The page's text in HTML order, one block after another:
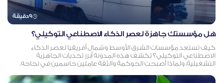
9دقيقة
هل مؤسستك جاهزة لعصر الذكاء الاصطناعي التوكيلي؟
كيف تستعد مؤسسات الشرق الأوسط وشمال أفريقيا لعصر الذكاء
الاصطناعي التوكيلي؟ تكشف هذه المدونة أبرز تحديات الجاهزية
التشغيلية، ولماذا أصبحت الحوكمة والثقة عاملين حاسمين في نجاحه.